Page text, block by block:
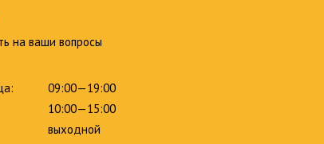
на ваши вопросы
09:00—19:00
10:00—15:00
выходной